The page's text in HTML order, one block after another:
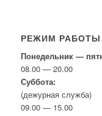
РЕЖИМ РАБОТЫ
Понедельник —
08.00 — 20.00
Суббота:
(дежурная служба)
09.00 — 15.00